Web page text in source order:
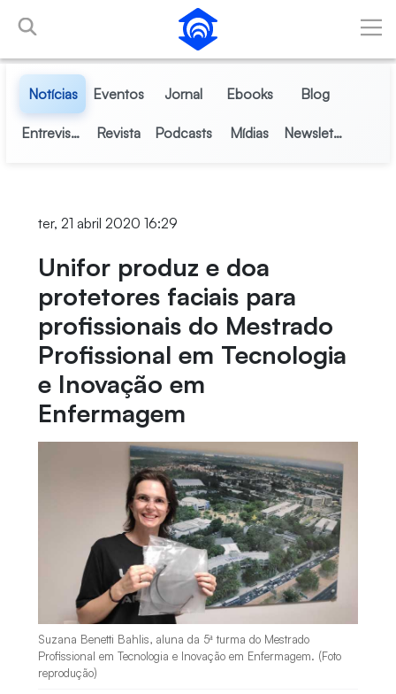
Pular para o Conteúdo principal
Notícias Eventos Jornal Ebooks Blog
Entrevistas Revista Podcasts Mídias Newsletter
ter, 21 abril 2020 16:29
Unifor produz e doa
protetores faciais para
profissionais do Mestrado
Profissional em Tecnologia
e Inovação em
Enfermagem
Suzana Benetti Bahlis, aluna da 5ª turma do Mestrado
Profissional em Tecnologia e Inovação em Enfermagem. (Foto
reprodução)